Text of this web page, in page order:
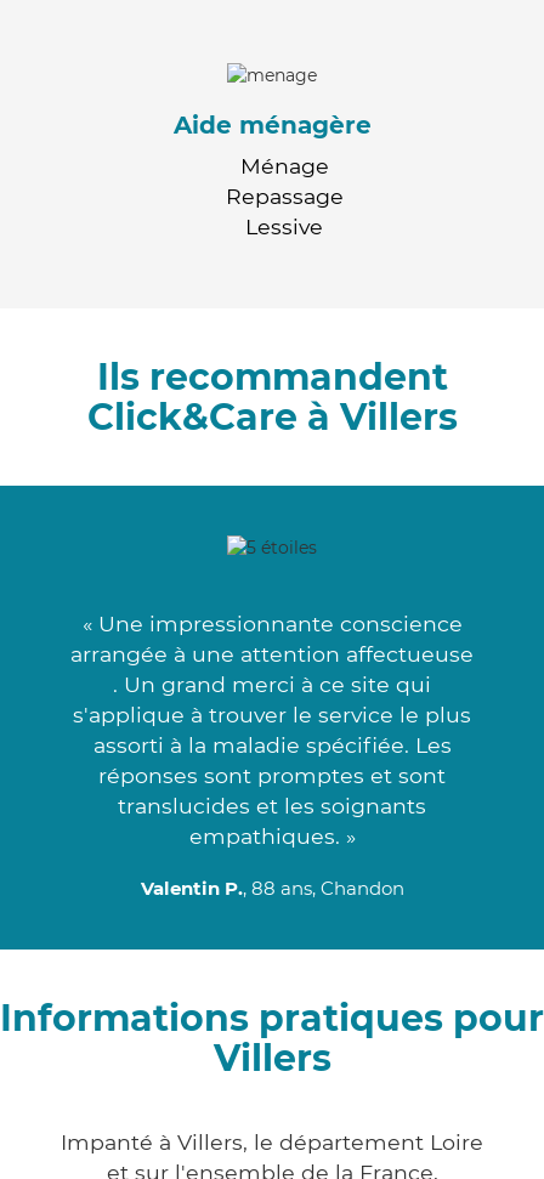
Aide ménagère
Ménage
Repassage
Lessive
Ils recommandent
Click&Care à Villers
« Une impressionnante conscience
arrangée à une attention affectueuse
. Un grand merci à ce site qui
s'applique à trouver le service le plus
assorti à la maladie spécifiée. Les
réponses sont promptes et sont
translucides et les soignants
empathiques. »
Valentin P., 88 ans, Chandon
Informations pratiques pour
Villers
Impanté à Villers, le département Loire
et sur l'ensemble de la France,